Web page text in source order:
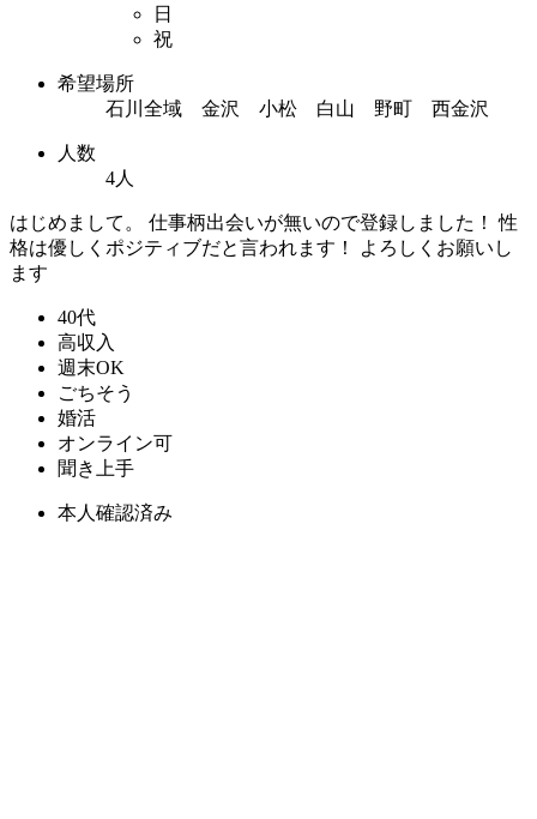
日
祝
希望場所
石川全域 金沢 小松 白山 野町 西金沢
人数
4人
はじめまして。 仕事柄出会いが無いので登録しました！ 性
格は優しくポジティブだと言われます！ よろしくお願いし
ます
40代
高収入
週末OK
ごちそう
婚活
オンライン可
聞き上手
本人確認済み